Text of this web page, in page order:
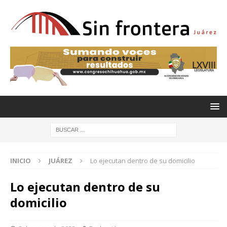
INICIO JUÁREZ Lo ejecutan dentro de su domicilio
Lo ejecutan dentro de su
domicilio